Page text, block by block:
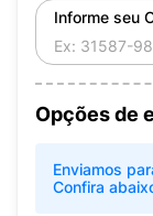
Informe seu
Opções de
Enviamos
Confira